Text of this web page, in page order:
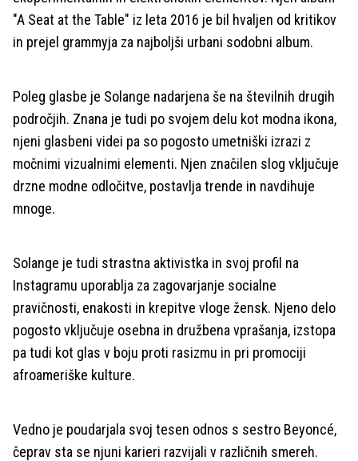
"A Seat at the Table" iz leta 2016 je bil hvaljen od kritikov
in prejel grammyja za najboljši urbani sodobni album.
Poleg glasbe je Solange nadarjena še na številnih drugih
področjih. Znana je tudi po svojem delu kot modna ikona,
njeni glasbeni videi pa so pogosto umetniški izrazi z
močnimi vizualnimi elementi. Njen značilen slog vključuje
drzne modne odločitve, postavlja trende in navdihuje
mnoge.
Solange je tudi strastna aktivistka in svoj profil na
Instagramu uporablja za zagovarjanje socialne
pravičnosti, enakosti in krepitve vloge žensk. Njeno delo
pogosto vključuje osebna in družbena vprašanja, izstopa
pa tudi kot glas v boju proti rasizmu in pri promociji
afroameriške kulture.
Vedno je poudarjala svoj tesen odnos s sestro Beyoncé,
čeprav sta se njuni karieri razvijali v različnih smereh.